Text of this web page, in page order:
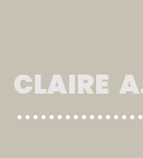
CLAIRE